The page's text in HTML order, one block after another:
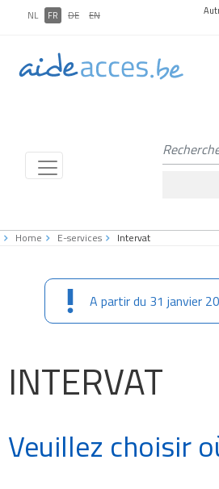
NL FR DE EN
Home E-services Intervat
A partir du 31 janvier
INTERVAT
Veuillez choisir